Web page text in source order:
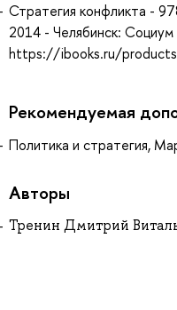
Стратегия конфликта -
2014 - Челябинск: Социум
https://ibooks.ru/
Рекомендуемая
Политика и стратегия,
Авторы
Тренин Дмитрий